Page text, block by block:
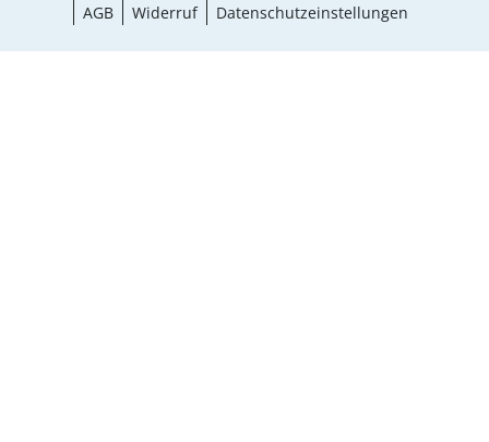
AGB
Widerruf Datenschutzeinstellungen